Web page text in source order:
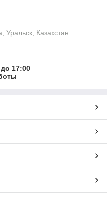
Уральск, Казахстан
17:00